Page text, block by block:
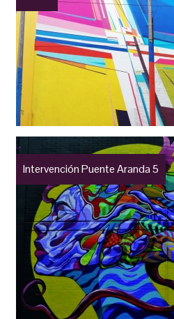
Intervención Puente Aranda 5